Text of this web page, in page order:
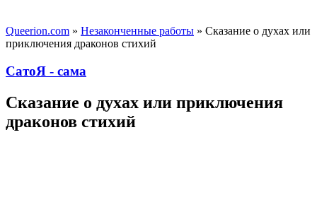
Queerion.com » Незаконченные работы » Сказание о духах или
приключения драконов стихий
СатоЯ - сама
Сказание о духах или приключения
драконов стихий